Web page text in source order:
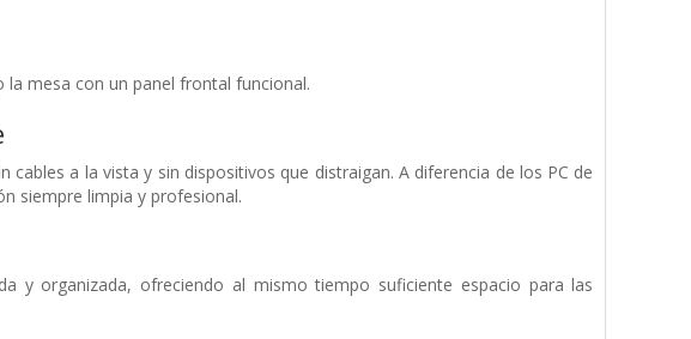
mesa con un panel frontal funcional.
a la vista y sin dispositivos que distraigan. A diferencia de los PC de
siempre limpia y profesional.
y organizada, ofreciendo al mismo tiempo suficiente espacio para las